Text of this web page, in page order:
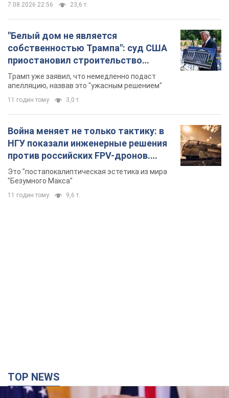
7.08.2026 22:56 23,6 т.
"Белый дом не является
собственностью Трампа": суд США
приостановил строительство
бального зала стоимостью 400 млн
долларов
Трамп уже заявил, что немедленно подаст
апелляцию, назвав это "ужасным решением"
11 годин тому 3,0 т.
Война меняет не только тактику: в
НГУ показали инженерные решения
против российских FPV-дронов.
Фото
Это "постапокалиптическая эстетика из мира
"Безумного Макса"
11 годин тому 9,6 т.
TOP NEWS